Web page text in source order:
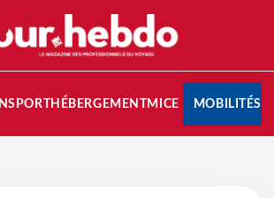
HÉBERGEMENTMICE MOBILITÉS